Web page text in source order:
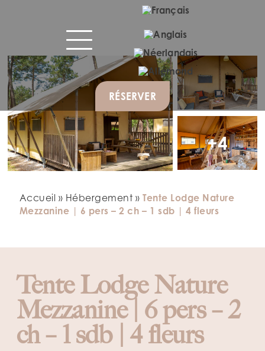
RÉSERVER
+4
Accueil » Hébergement »Tente Lodge Nature
Mezzanine | 6 pers – 2 ch – 1 sdb | 4 fleurs
Tente Lodge Nature
Mezzanine | 6 pers – 2
ch – 1 sdb | 4 fleurs